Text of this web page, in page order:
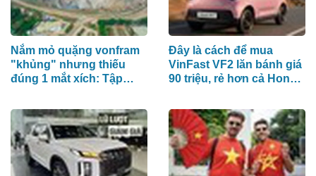
Nắm mỏ quặng vonfram
"khủng" nhưng thiếu
đúng 1 mắt xích: Tập
phải tìm đến Việt Nam
Đây là cách để mua
VinFast VF2 lăn bánh giá
90 triệu, rẻ hơn cả Honda